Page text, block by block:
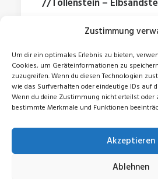
Zustimmung
Um dir ein optimales Erlebnis zu bieten,
Cookies, um Geräteinformationen zu
zuzugreifen. Wenn du diesen Technologien
wie das Surfverhalten oder eindeutige IDs auf
Wenn du deine Zustimmung nicht erteilst oder
bestimmte Merkmale und Funktionen
Akzeptieren
Ablehnen
//Tollenstein –
© 2026 Jonas Zeidler. All